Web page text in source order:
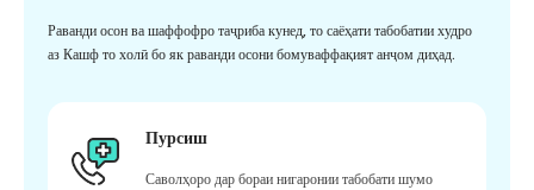
Раванди осон ва шаффофро таҷриба кунед, то саёҳати табобатии худро
аз Кашф то холӣ бо як раванди осони бомуваффақият анҷом диҳад.
Пурсиш
Саволҳоро дар бораи нигаронии табобати шумо